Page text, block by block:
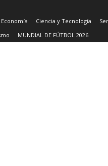
Economía Ciencia y Tecnología
MUNDIAL DE FÚTBOL 2026